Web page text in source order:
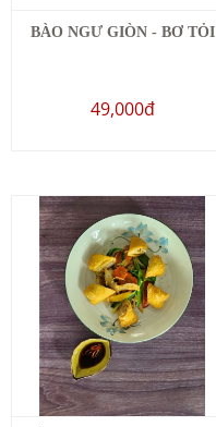
BÀO NGƯ GIÒN - BƠ TỎI
49,000đ